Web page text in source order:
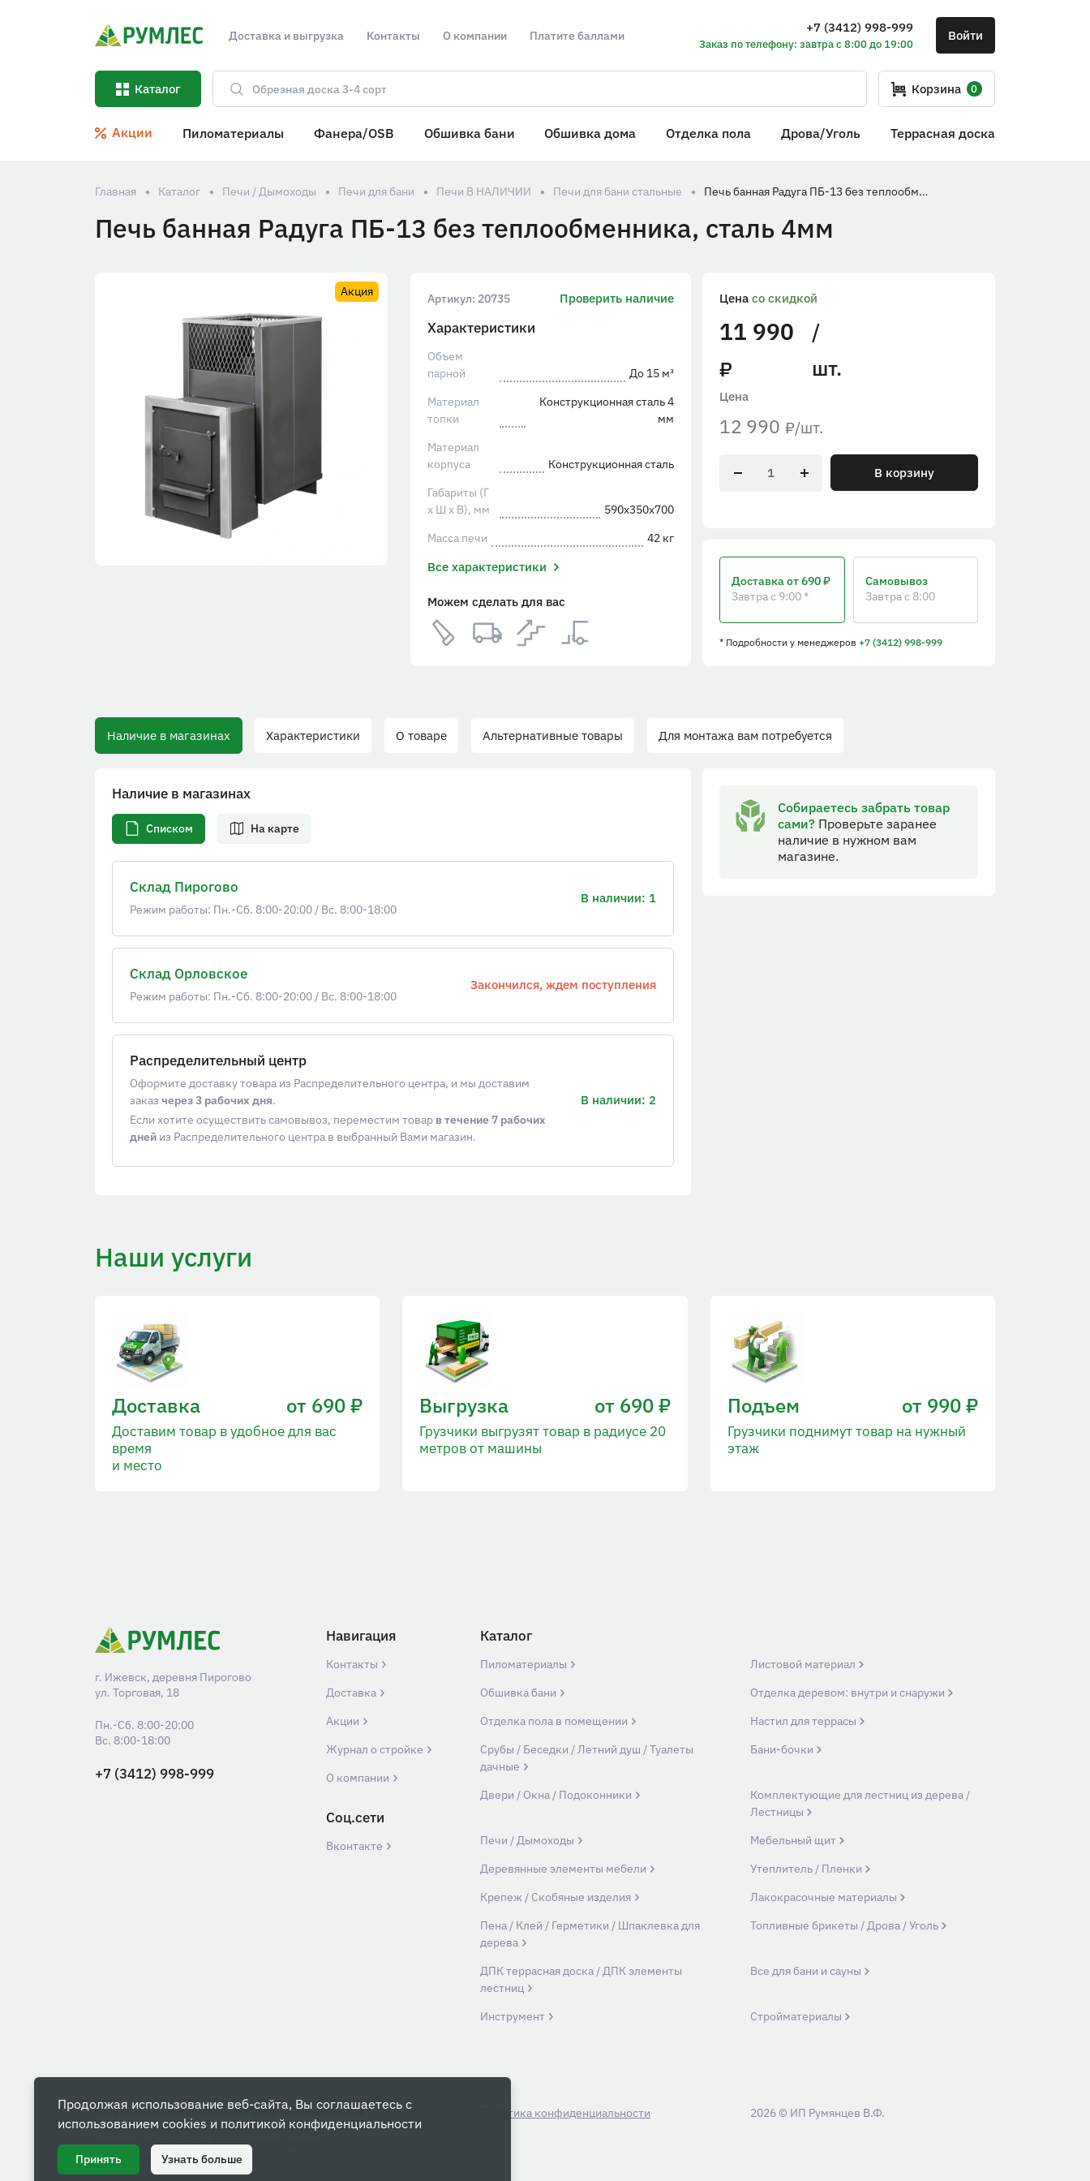
Доставка и выгрузка Контакты О компании Платите баллами
+7 (3412) 998-999
Заказ по телефону: завтра с 8:00 до 19:00
Войти
Каталог Корзина 0
Акции Пиломатериалы Фанера/OSB Обшивка бани Обшивка дома Отделка пола Дрова/Уголь Террасная доска
Главная Каталог Печи / Дымоходы Печи для бани Печи В НАЛИЧИИ Печи для бани стальные Печь банная Радуга ПБ-13 без теплообменника, сталь 4мм
Печь банная Радуга ПБ-13 без теплообменника, сталь 4мм
Акция Артикул: 20735 Проверить наличие
Характеристики
Объем
парной
До 15 м³
Материал
топки
Конструкционная сталь 4
мм
Материал
корпуса
Конструкционная сталь
Габариты (Г
х Ш х В), мм
590х350х700
Масса печи
42 кг
Все характеристики
Можем сделать для вас
Цена
12 990 ₽/шт.
Ценасо скидкой
11 990
₽
/
шт.
В корзину
Доставкаот 690 ₽
Завтра с 9:00 *
Самовывоз
Завтра с 8:00
* Подробностиу менеджеров+7 (3412) 998-999
Наличие в магазинах Характеристики О товаре Альтернативные товары Для монтажа вам потребуется
Наличие в магазинах
Списком На карте
Склад Пирогово
Режим работы: Пн.-Сб. 8:00-20:00 / Вс. 8:00-18:00
В наличии: 1
Склад Орловское
Режим работы: Пн.-Сб. 8:00-20:00 / Вс. 8:00-18:00
Закончился, ждем поступления
Распределительный центр
Оформите доставку товара из Распределительного центра, и мы доставим
заказ через 3 рабочих дня.
Если хотите осуществить самовывоз, переместим товар в течение 7 рабочих
дней из Распределительного центра в выбранный Вами магазин.
В наличии: 2
Собираетесь забрать товар
сами?Проверьте заранее
наличие в нужном вам
магазине.
Наши услуги
Доставка от 690 ₽
Доставим товар в удобное для вас
время
и место
Выгрузка от 690 ₽
Грузчики выгрузят товар в радиусе 20
метров от машины
Подъем от 990 ₽
Грузчики поднимут товар на нужный
этаж
г. Ижевск, деревня Пирогово
ул. Торговая, 18
+7 (3412) 998-999
Пн.-Сб. 8:00-20:00
Вс. 8:00-18:00
Навигация
Контакты
Доставка
Акции
Журнал о стройке
О компании
Соц.сети
Вконтакте
Каталог
Пиломатериалы
Листовой материал
Обшивка бани
Отделка деревом: внутри и снаружи
Отделка пола в помещении
Настил для террасы
Срубы / Беседки / Летний душ / Туалеты
дачные
Бани-бочки
Двери / Окна / Подоконники
Комплектующие для лестниц из дерева /
Лестницы
Печи / Дымоходы
Мебельный щит
Деревянные элементы мебели
Утеплитель / Пленки
Крепеж / Скобяные изделия
Лакокрасочные материалы
Пена / Клей / Герметики / Шпаклевка для
дерева
Топливные брикеты / Дрова / Уголь
ДПК террасная доска / ДПК элементы
лестниц
Все для бани и сауны
Инструмент Стройматериалы
Вся информация на данном сайте носит ознакомительный
характер и ни при каких условиях не является публичной
офертой, определяемой положениями Статьи 437
Гражданского кодекса РФ.
Политика конфиденциальности 2026 © ИП Румянцев В.Ф.
Продолжая использование веб-сайта, Вы соглашаетесь с
использованием cookies и политикой конфиденциальности
Принять Узнать больше